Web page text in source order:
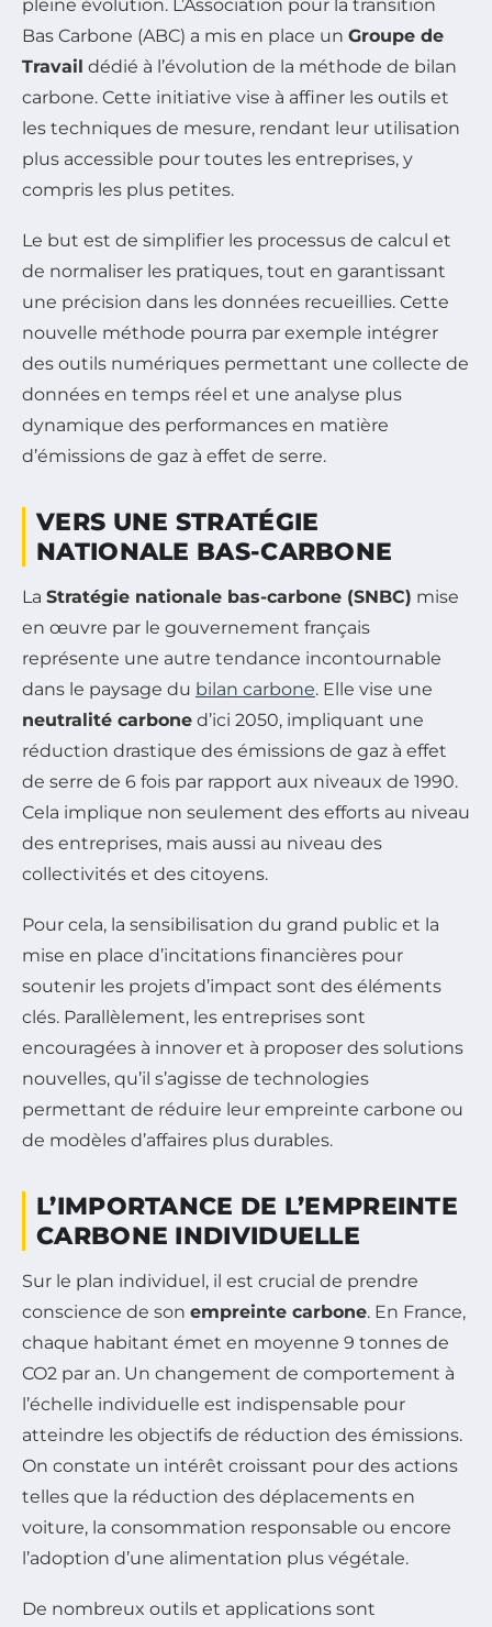
pleine évolution. L’Association pour la transition
Bas Carbone (ABC) a mis en place un Groupe de
Travail dédié à l’évolution de la méthode de bilan
carbone. Cette initiative vise à affiner les outils et
les techniques de mesure, rendant leur utilisation
plus accessible pour toutes les entreprises, y
compris les plus petites.
Le but est de simplifier les processus de calcul et
de normaliser les pratiques, tout en garantissant
une précision dans les données recueillies. Cette
nouvelle méthode pourra par exemple intégrer
des outils numériques permettant une collecte de
données en temps réel et une analyse plus
dynamique des performances en matière
d’émissions de gaz à effet de serre.
VERS UNE STRATÉGIE
NATIONALE BAS-CARBONE
La Stratégie nationale bas-carbone (SNBC) mise
en œuvre par le gouvernement français
représente une autre tendance incontournable
dans le paysage du bilan carbone. Elle vise une
neutralité carbone d’ici 2050, impliquant une
réduction drastique des émissions de gaz à effet
de serre de 6 fois par rapport aux niveaux de 1990.
Cela implique non seulement des efforts au niveau
des entreprises, mais aussi au niveau des
collectivités et des citoyens.
Pour cela, la sensibilisation du grand public et la
mise en place d’incitations financières pour
soutenir les projets d’impact sont des éléments
clés. Parallèlement, les entreprises sont
encouragées à innover et à proposer des solutions
nouvelles, qu’il s’agisse de technologies
permettant de réduire leur empreinte carbone ou
de modèles d’affaires plus durables.
L’IMPORTANCE DE L’EMPREINTE
CARBONE INDIVIDUELLE
Sur le plan individuel, il est crucial de prendre
conscience de son empreinte carbone. En France,
chaque habitant émet en moyenne 9 tonnes de
CO2 par an. Un changement de comportement à
l’échelle individuelle est indispensable pour
atteindre les objectifs de réduction des émissions.
On constate un intérêt croissant pour des actions
telles que la réduction des déplacements en
voiture, la consommation responsable ou encore
l’adoption d’une alimentation plus végétale.
De nombreux outils et applications sont